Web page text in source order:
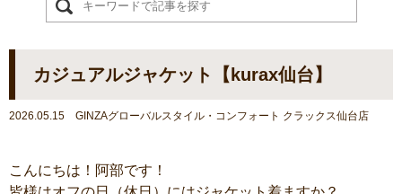
カジュアルジャケット【kurax仙台】
2026.05.15 GINZAグローバルスタイル・コンフォート クラックス仙台店
こんにちは！阿部です！